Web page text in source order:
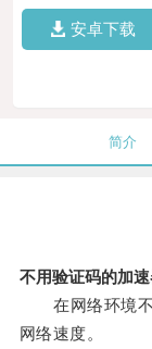
安卓下载
简介
不用验证码的加
在网络环境不
网络速度。